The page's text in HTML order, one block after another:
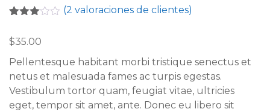
3.00de
base
a
valoraciones
de
clientes
(2 valoraciones de clientes)
$35.00
Pellentesque habitant morbi tristique senectus et
netus et malesuada fames ac turpis egestas.
Vestibulum tortor quam, feugiat vitae, ultricies
eget, tempor sit amet, ante. Donec eu libero sit